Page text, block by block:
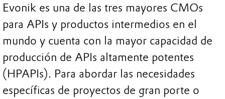
Evonik es una de las tres mayores CMOs
para APIs y productos intermedios en el
mundo y cuenta con la mayor capacidad de
producción de APIs altamente potentes
(HPAPIs). Para abordar las necesidades
específicas de proyectos de gran porte o